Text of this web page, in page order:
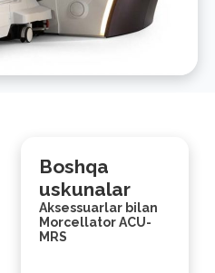
Boshqa
uskunalar
Aksessuarlar bilan
Morcellator ACU-
MRS